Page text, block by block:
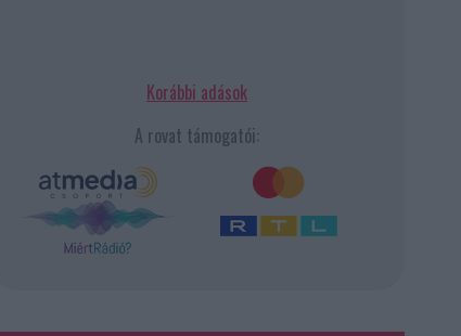
Korábbi adások
A rovat támogatói: